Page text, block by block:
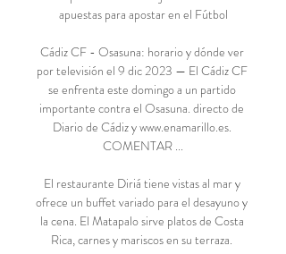
apuestas para apostar en el Fútbol
Cádiz CF - Osasuna: horario y dónde ver
por televisión el 9 dic 2023 — El Cádiz CF
se enfrenta este domingo a un partido
importante contra el Osasuna. directo de
Diario de Cádiz y www.enamarillo.es.
COMENTAR ...
El restaurante Diriá tiene vistas al mar y
ofrece un buffet variado para el desayuno y
la cena. El Matapalo sirve platos de Costa
Rica, carnes y mariscos en su terraza.